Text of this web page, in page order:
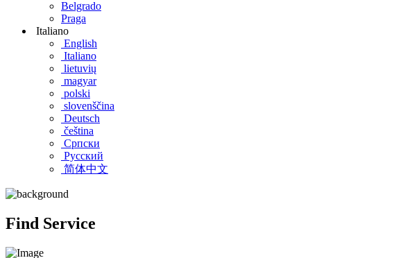
Belgrado
Praga
Italiano
English
Italiano
lietuvių
magyar
polski
slovenščina
Deutsch
čeština
Српски
Pусский
简体中文
Find Service